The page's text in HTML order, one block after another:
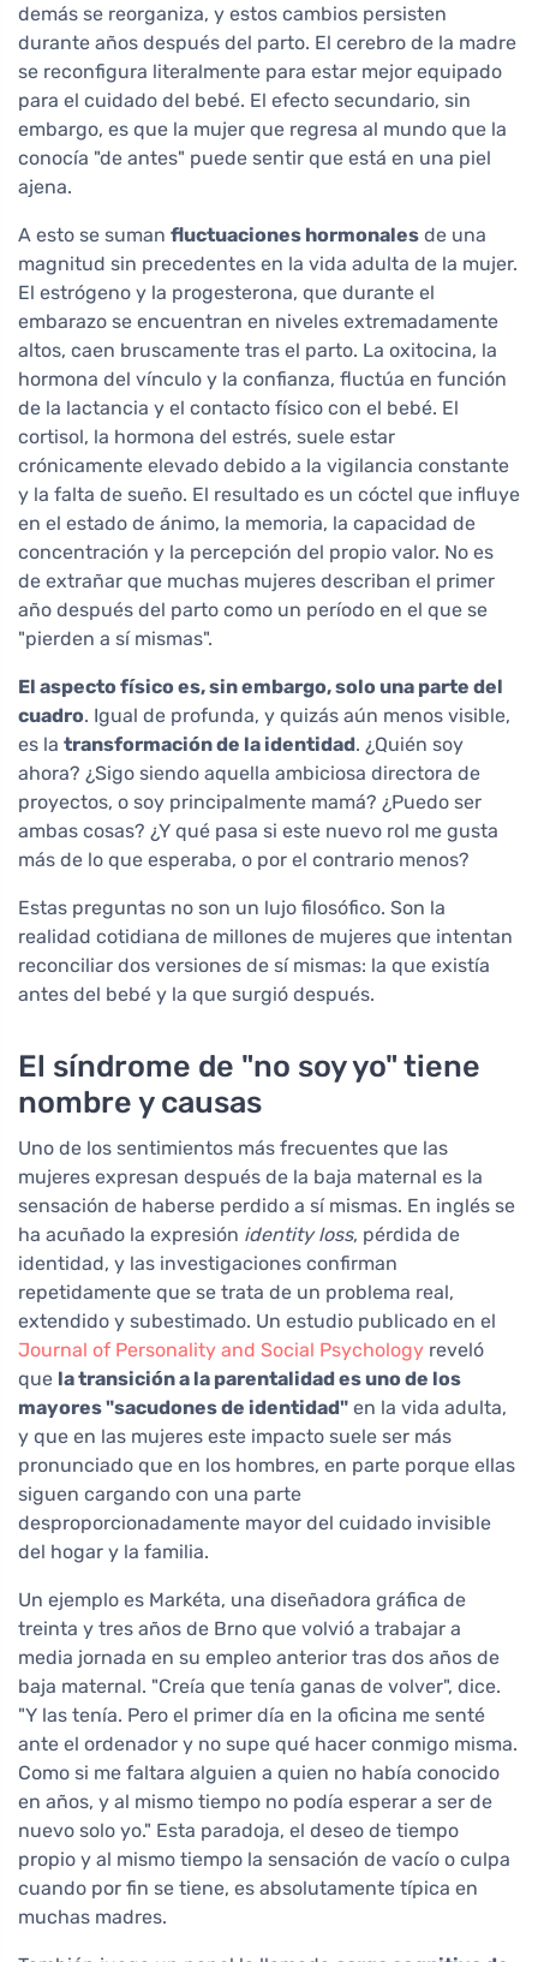
demás se reorganiza, y estos cambios persisten
durante años después del parto. El cerebro de la madre
se reconfigura literalmente para estar mejor equipado
para el cuidado del bebé. El efecto secundario, sin
embargo, es que la mujer que regresa al mundo que la
conocía "de antes" puede sentir que está en una piel
ajena.
A esto se suman fluctuaciones hormonales de una
magnitud sin precedentes en la vida adulta de la mujer.
El estrógeno y la progesterona, que durante el
embarazo se encuentran en niveles extremadamente
altos, caen bruscamente tras el parto. La oxitocina, la
hormona del vínculo y la confianza, fluctúa en función
de la lactancia y el contacto físico con el bebé. El
cortisol, la hormona del estrés, suele estar
crónicamente elevado debido a la vigilancia constante
y la falta de sueño. El resultado es un cóctel que influye
en el estado de ánimo, la memoria, la capacidad de
concentración y la percepción del propio valor. No es
de extrañar que muchas mujeres describan el primer
año después del parto como un período en el que se
"pierden a sí mismas".
El aspecto físico es, sin embargo, solo una parte del
cuadro. Igual de profunda, y quizás aún menos visible,
es la transformación de la identidad. ¿Quién soy
ahora? ¿Sigo siendo aquella ambiciosa directora de
proyectos, o soy principalmente mamá? ¿Puedo ser
ambas cosas? ¿Y qué pasa si este nuevo rol me gusta
más de lo que esperaba, o por el contrario menos?
Estas preguntas no son un lujo filosófico. Son la
realidad cotidiana de millones de mujeres que intentan
reconciliar dos versiones de sí mismas: la que existía
antes del bebé y la que surgió después.
El síndrome de "no soy yo" tiene
nombre y causas
Uno de los sentimientos más frecuentes que las
mujeres expresan después de la baja maternal es la
sensación de haberse perdido a sí mismas. En inglés se
ha acuñado la expresión identity loss, pérdida de
identidad, y las investigaciones confirman
repetidamente que se trata de un problema real,
extendido y subestimado. Un estudio publicado en el
Journal of Personality and Social Psychology reveló
que la transición a la parentalidad es uno de los
mayores "sacudones de identidad" en la vida adulta,
y que en las mujeres este impacto suele ser más
pronunciado que en los hombres, en parte porque ellas
siguen cargando con una parte
desproporcionadamente mayor del cuidado invisible
del hogar y la familia.
Un ejemplo es Markéta, una diseñadora gráfica de
treinta y tres años de Brno que volvió a trabajar a
media jornada en su empleo anterior tras dos años de
baja maternal. "Creía que tenía ganas de volver", dice.
"Y las tenía. Pero el primer día en la oficina me senté
ante el ordenador y no supe qué hacer conmigo misma.
Como si me faltara alguien a quien no había conocido
en años, y al mismo tiempo no podía esperar a ser de
nuevo solo yo." Esta paradoja, el deseo de tiempo
propio y al mismo tiempo la sensación de vacío o culpa
cuando por fin se tiene, es absolutamente típica en
muchas madres.